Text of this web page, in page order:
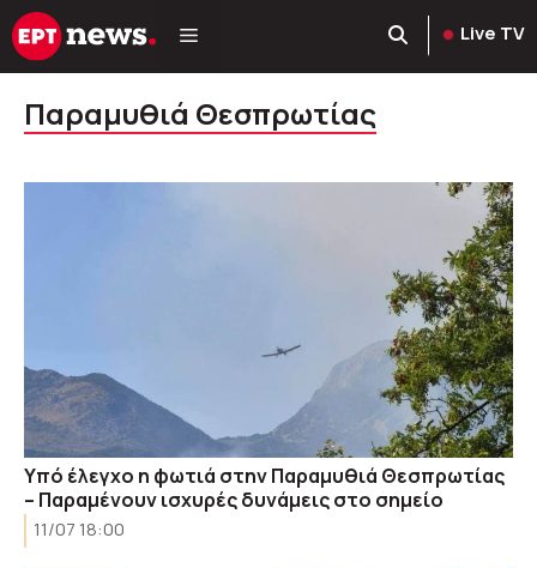
Μετάβαση
σε
Live TV
Παραμυθιά Θεσπρωτίας
Υπό έλεγχο η φωτιά στην Παραμυθιά Θεσπρωτίας
– Παραμένουν ισχυρές δυνάμεις στο σημείο
11/07 18:00